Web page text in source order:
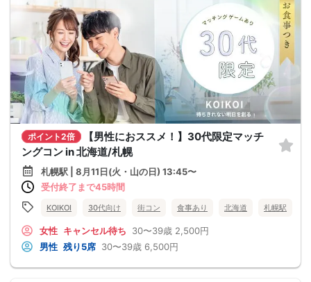
ポイント2倍
【男性におススメ！】30代限定マッチ
ングコン in 北海道/札幌
札幌駅 | 8月11日(火・山の日) 13:45〜
受付終了まで45時間
KOIKOI 30代向け 街コン 食事あり 北海道 札幌駅
女性 キャンセル待ち 30〜39歳 2,500円
男性 残り5席 30〜39歳 6,500円